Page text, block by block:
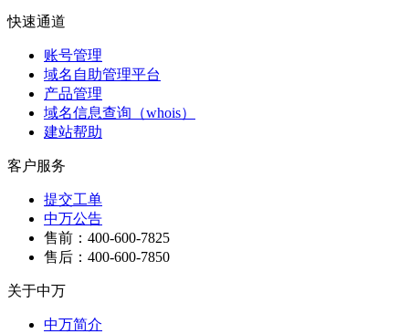
快速通道
账号管理
域名自助管理平台
产品管理
域名信息查询（whois）
建站帮助
客户服务
提交工单
中万公告
售前：400-600-7825
售后：400-600-7850
关于中万
中万简介